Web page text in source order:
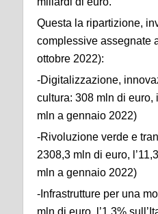
Questa la ripartizione,
complessive assegnate
ottobre 2022):
-Digitalizzazione,
cultura: 308 mln di euro,
mln a gennaio 2022)
-Rivoluzione verde e
2308,3 mln di euro,
mln a gennaio 2022)
-Infrastrutture per una